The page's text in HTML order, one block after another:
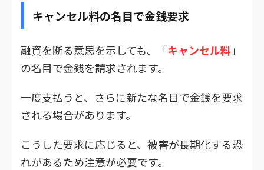
キャンセル料の名目で金銭要求
融資を断る意思を示しても、「キャンセル料 」
の名目で金銭を請求されます。
一度支払うと、さらに新たな名目で金銭を要求
される場合があります。
こうした要求に応じると、被害が長期化する恐
れがあるため注意が必要です。